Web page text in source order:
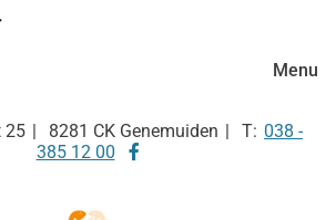
25 8281 CK Genemuiden Tel:
038 -
385 12 00
Bezoek
Menu